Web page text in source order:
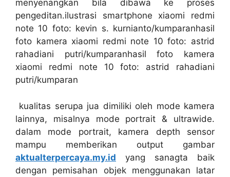
menyenangkan bila dibawa ke proses
pengeditan.ilustrasi smartphone xiaomi redmi
note 10 foto: kevin s. kurnianto/kumparanhasil
foto kamera xiaomi redmi note 10 foto: astrid
rahadiani putri/kumparanhasil foto kamera
xiaomi redmi note 10 foto: astrid rahadiani
putri/kumparan
kualitas serupa jua dimiliki oleh mode kamera
lainnya, misalnya mode portrait & ultrawide.
dalam mode portrait, kamera depth sensor
mampu memberikan output gambar
aktualterpercaya.my.id yang sanagta baik
dengan pemisahan objek menggunakan latar